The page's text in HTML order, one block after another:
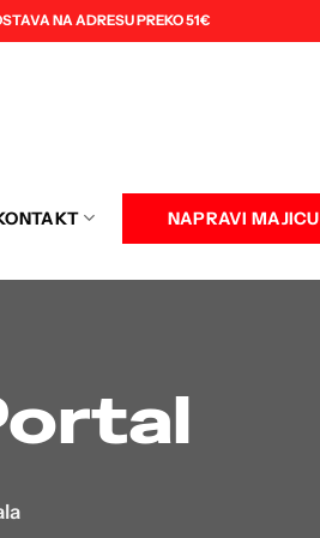
NA ADRESU PREKO 51€
NAPRAVI MAJICU